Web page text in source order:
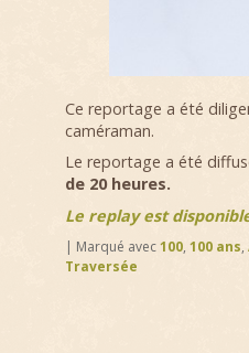
Ce reportage a été
caméraman.
Le reportage a été
de 20 heures.
Le replay est
| Marqué avec 100, 100 ans,
Traversée